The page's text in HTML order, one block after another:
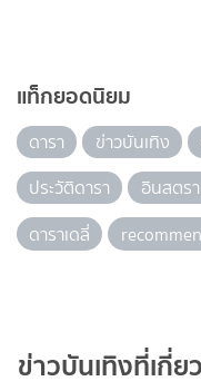
แท็กยอดนิยม
ดารา ข่าวบันเทิง
ประวัติดารา
อินสตร
ดาราเดลี่
ข่าวบันเทิงที่เกี่